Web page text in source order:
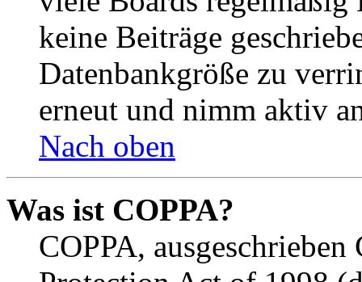
keine Beiträge
Datenbankgröße zu
erneut und nimm aktiv
Nach oben
Was ist COPPA?
COPPA,